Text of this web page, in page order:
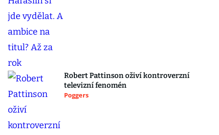
Robert Pattinson oživí kontroverzní
televizní fenomén
Poggers